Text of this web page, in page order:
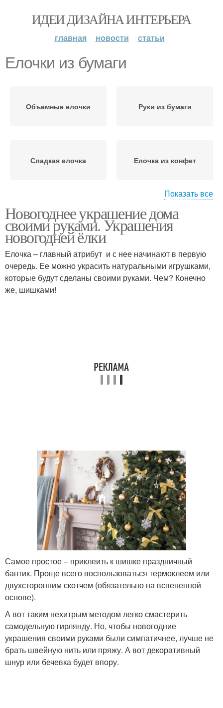
ИДЕИ ДИЗАЙНА ИНТЕРЬЕРА
главная новости статьи
Елочки из бумаги
Объемные елочки Руки из бумаги
Сладкая елочка Елочка из конфет
Поделки из бумаги
Показать все
Новогоднее украшение дома
своими руками. Украшения
новогодней ёлки
Елочка – главный атрибут и с нее начинают в первую
очередь. Ее можно украсить натуральными игрушками,
которые будут сделаны своими руками. Чем? Конечно
же, шишками!
Самое простое – приклеить к шишке праздничный
бантик. Проще всего воспользоваться термоклеем или
двухсторонним скотчем (обязательно на вспененной
основе).
А вот таким нехитрым методом легко смастерить
самодельную гирлянду. Но, чтобы новогодние
украшения своими руками были симпатичнее, лучше не
брать швейную нить или пряжу. А вот декоративный
шнур или бечевка будет впору.